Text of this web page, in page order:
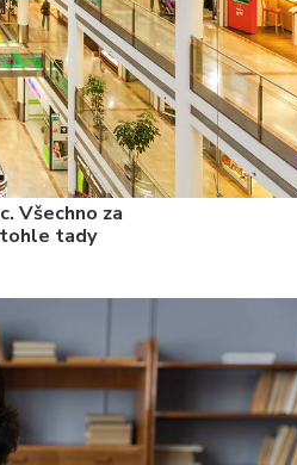
Všechno za
tohle tady